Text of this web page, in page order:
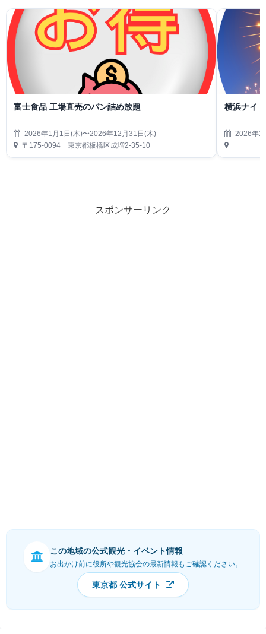
富士食品 工場直売のパン詰め放題
2026年1月1日(木)〜2026年12月31日(木)
〒175-0094 東京都板橋区成増2-35-10
横浜ナイ
2026年1
スポンサーリンク
この地域の公式観光・イベント情報
お出かけ前に役所や観光協会の最新情報もご確認ください。
東京都 公式サイト